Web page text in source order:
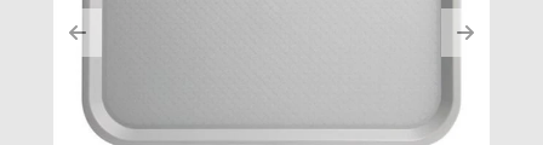
Previous Next